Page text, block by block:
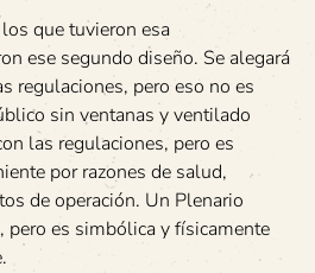
que tuvieron esa
ese segundo diseño. Se alegará
regulaciones, pero eso no es
sin ventanas y ventilado
las regulaciones, pero es
por razones de salud,
de operación. Un Plenario
pero es simbólica y físicamente